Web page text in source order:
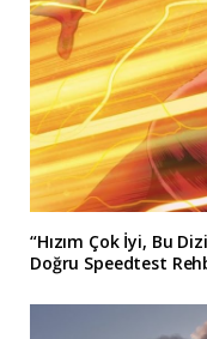
“Hızım Çok İyi, Bu
Doğru Speedtest